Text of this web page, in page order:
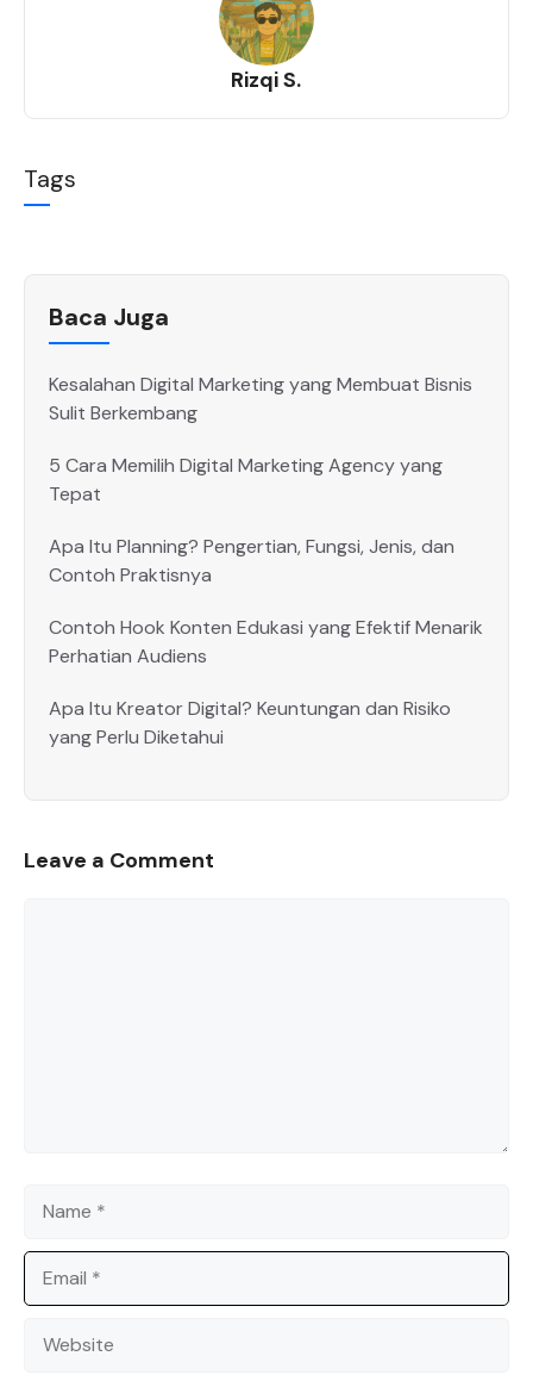
o n p
a
m
Rizqi S.
Tags
Baca Juga
Kesalahan Digital Marketing yang Membuat Bisnis
Sulit Berkembang
5 Cara Memilih Digital Marketing Agency yang
Tepat
Apa Itu Planning? Pengertian, Fungsi, Jenis, dan
Contoh Praktisnya
Contoh Hook Konten Edukasi yang Efektif Menarik
Perhatian Audiens
Apa Itu Kreator Digital? Keuntungan dan Risiko
yang Perlu Diketahui
Leave a Comment
Email